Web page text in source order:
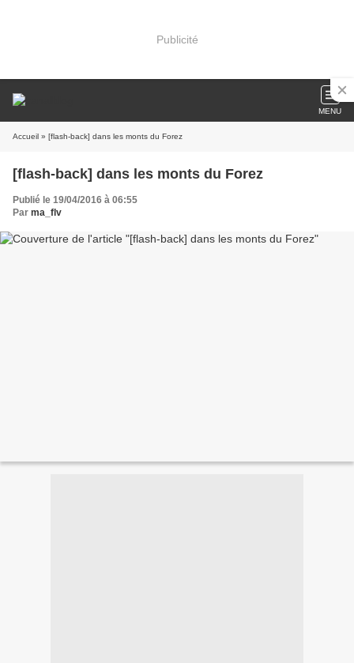
Publicité
MENU
Accueil » [flash-back] dans les monts du Forez
[flash-back] dans les monts du Forez
Publié le 19/04/2016 à 06:55
Par ma_flv